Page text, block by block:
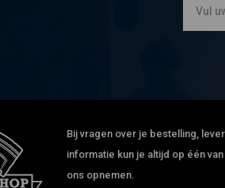
Bij vragen over je bestelling,
informatie kun je altijd op één
ons opnemen.